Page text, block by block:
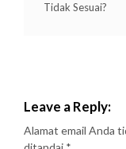
Tidak Sesuai?
Leave a Reply:
Alamat email Anda